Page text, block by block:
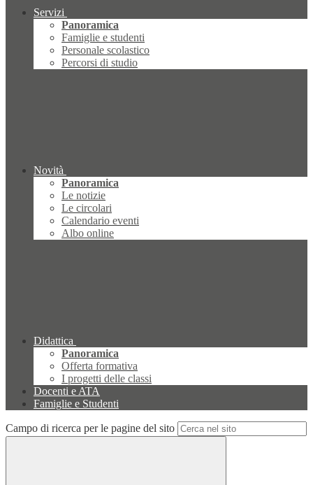
Servizi
Panoramica
Famiglie e studenti
Personale scolastico
Percorsi di studio
Novità
Panoramica
Le notizie
Le circolari
Calendario eventi
Albo online
Didattica
Panoramica
Offerta formativa
I progetti delle classi
Docenti e ATA
Famiglie e Studenti
Campo di ricerca per le pagine del sito